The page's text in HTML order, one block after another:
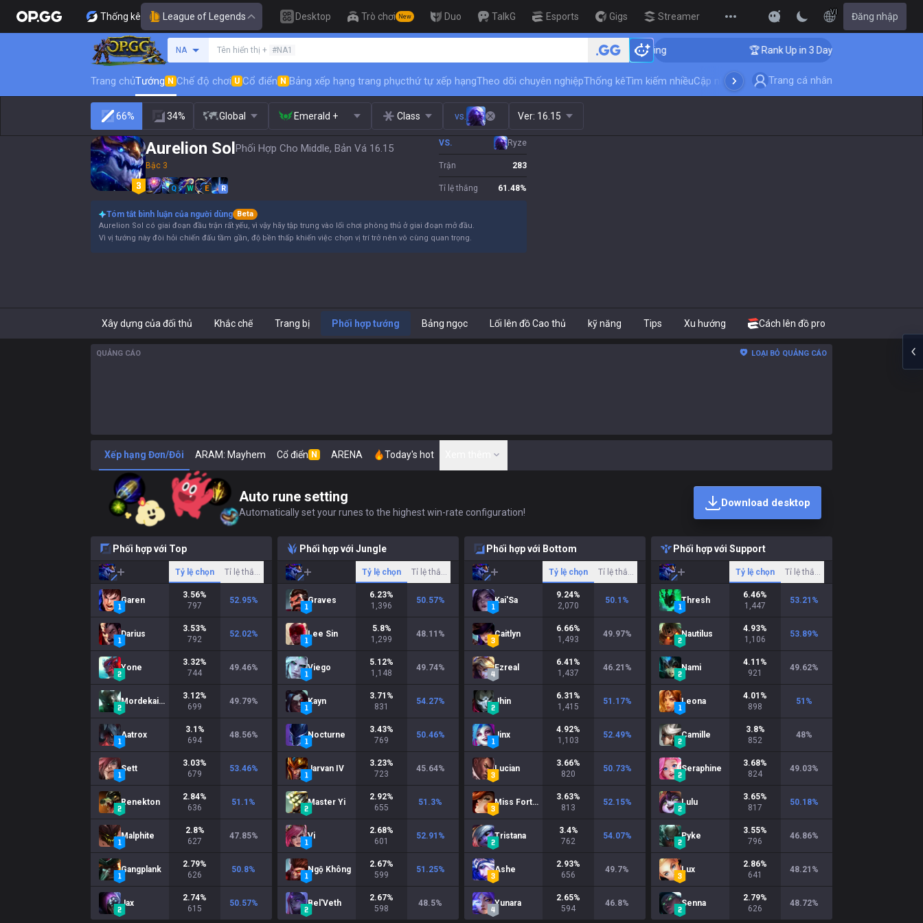
Thống kê League of Legends Desktop Trò chơi New Duo TalkG Esports Gigs Streamer Overlay VI Đăng nhập
NA
Tìm kiếm người chơi
Tên hiển thị + #NA1 🏆 Rank Up in 3 Days! Challenger Coaching 🏆 Rank Up in 3 Days! Challenger Coaching
Trang chủTướng N Chế độ chơi U Cổ điển N Bảng xếp hạng trang phụcthứ tự xếp hạngTheo dõi chuyên nghiệpThống kêTìm kiếm nhiềuCập nhật trò chơiTrang cá nhân
66% 34% Global Emerald + Class vs. Ver: 16.15
Aurelion Sol Phối Hợp Cho Middle, Bản Vá 16.15
Bậc 3
Q W E R
VS. Ryze
Trận 283
Tỉ lệ thắng 61.48%
Tóm tắt bình luận của người dùng Beta
Aurelion Sol có giai đoạn đầu trận rất yếu, vì vậy hãy tập trung vào lối chơi phòng thủ ở giai đoạn mở đầu.
Vì vị tướng này đòi hỏi chiến đấu tầm gần, độ bền thấp khiến việc chọn vị trí trở nên vô cùng quan trọng.
Xây dựng của đối thủ Khắc chế Trang bị Phối hợp tướng Bảng ngọc Lối lên đồ Cao thủ kỹ năng Tips Xu hướng Cách lên đồ pro
QUẢNG CÁO LOẠI BỎ QUẢNG CÁO
Xếp hạng Đơn/Đôi ARAM: Mayhem Cổ điển N ARENA Today's hot
Auto rune setting
Automatically set your runes to the highest win-rate configuration!
Download desktop
Phối hợp với Top
Tỷ lệ chọn Tỉ lệ thắng
Garen
3.56%
797
52.95%
Darius
3.53%
792
52.02%
Yone
3.32%
744
49.46%
Mordekaiser
3.12%
699
49.79%
Aatrox
3.1 %
694
48.56%
Sett
3.03%
679
53.46%
Renekton
2.84%
636
51.1 %
Malphite
2.8%
627
47.85%
Gangplank
2.79%
626
50.8%
Jax
2.74%
615
50.57%
Phối hợp với Jungle
Tỷ lệ chọn Tỉ lệ thắng
Graves
6.23%
1,396
50.57%
Lee Sin
5.8%
1,299
48.11 %
Viego
5.12%
1,148
49.74%
Kayn
3.71 %
831
54.27%
Nocturne
3.43%
769
50.46%
Jarvan IV
3.23%
723
45.64%
Master Yi
2.92%
655
51.3%
Vi
2.68%
601
52.91 %
Ngộ Không
2.67%
599
51.25%
Bel'Veth
2.67%
598
48.5%
Phối hợp với Bottom
Tỷ lệ chọn Tỉ lệ thắng
Kai'Sa
9.24%
2,070
50.1 %
Caitlyn
6.66%
1,493
49.97%
Ezreal
6.41 %
1,437
46.21 %
Jhin
6.31 %
1,415
51.17%
Jinx
4.92%
1,103
52.49%
Lucian
3.66%
820
50.73%
Miss Fortune
3.63%
813
52.15%
Tristana
3.4%
762
54.07%
Ashe
2.93%
656
49.7%
Yunara
2.65%
594
46.8%
Phối hợp với Support
Tỷ lệ chọn Tỉ lệ thắng
Thresh
6.46%
1,447
53.21 %
Nautilus
4.93%
1,106
53.89%
Nami
4.11 %
921
49.62%
Leona
4.01 %
898
51 %
Camille
3.8%
852
48%
Seraphine
3.68%
824
49.03%
Lulu
3.65%
817
50.18%
Pyke
3.55%
796
46.86%
Lux
2.86%
641
48.21 %
Senna
2.79%
626
48.72%